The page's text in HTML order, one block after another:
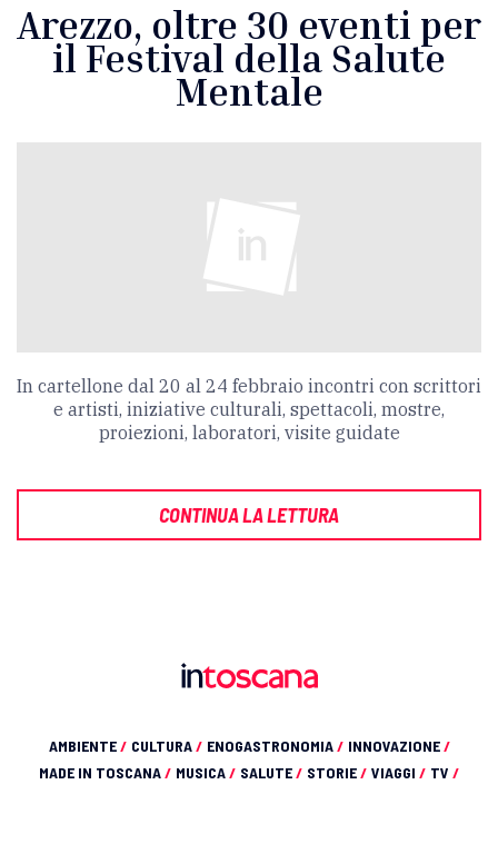
Arezzo, oltre 30 eventi per
il Festival della Salute
Mentale
In cartellone dal 20 al 24 febbraio incontri con scrittori
e artisti, iniziative culturali, spettacoli, mostre,
proiezioni, laboratori, visite guidate
CONTINUA LA LETTURA
AMBIENTE/ CULTURA/ ENOGASTRONOMIA/ INNOVAZIONE/
MADE IN TOSCANA/ MUSICA/ SALUTE/ STORIE/ VIAGGI / TV /